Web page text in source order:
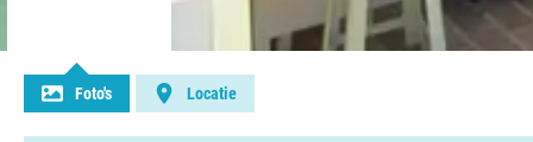
Foto's Locatie